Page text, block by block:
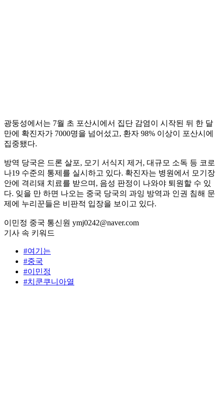
광둥성에서는 7월 초 포산시에서 집단 감염이 시작된 뒤 한 달
만에 확진자가 7000명을 넘어섰고, 환자 98% 이상이 포산시에
집중됐다.
방역 당국은 드론 살포, 모기 서식지 제거, 대규모 소독 등 코로
나19 수준의 통제를 실시하고 있다. 확진자는 병원에서 모기장
안에 격리돼 치료를 받으며, 음성 판정이 나와야 퇴원할 수 있
다. 잊을 만 하면 나오는 중국 당국의 과잉 방역과 인권 침해 문
제에 누리꾼들은 비판적 입장을 보이고 있다.
이민정 중국 통신원 ymj0242@naver.com
기사 속 키워드
#여기는
#중국
#이민정
#치쿤쿠니아열